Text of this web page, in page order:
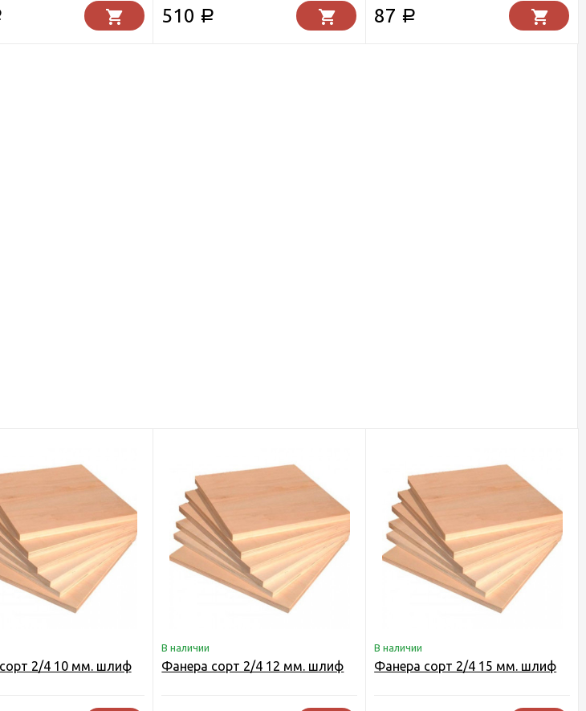
510 Р 87 Р
2/4 10 мм. шлиф
В наличии
Фанера сорт 2/4 12 мм. шлиф
В наличии
Фанера сорт 2/4 15 мм. шлиф